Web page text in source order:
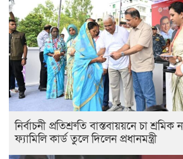
নির্বাচনী প্রতিশ্রুতি বাস্তবায়য়নে চা শ্রমিক
ফ্যামিলি কার্ড তুলে দিলেন প্রধানমন্ত্রী